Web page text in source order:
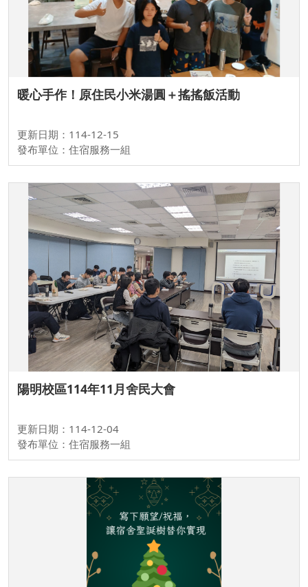
暖心手作！原住民小米湯圓＋搖搖飯活動
更新日期：114-12-15
發布單位：住宿服務一組
陽明校區114年11月舍民大會
更新日期：114-12-04
發布單位：住宿服務一組